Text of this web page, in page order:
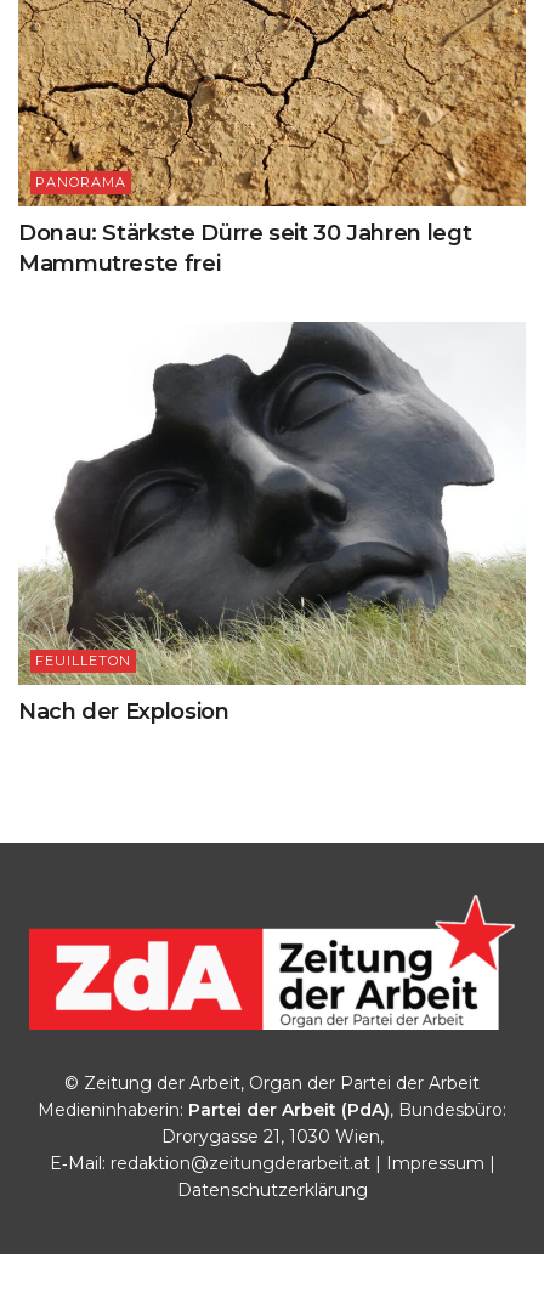
PANORAMA
Donau: Stärkste Dürre seit 30 Jahren legt
Mammutreste frei
FEUILLETON
Nach der Explosion
© Zeitung der Arbeit, Organ der Partei der Arbeit
Medieninhaberin: Partei der Arbeit (PdA), Bundesbüro:
Drorygasse 21, 1030 Wien,
E‑Mail: redaktion@zeitungderarbeit.at| Impressum |
Datenschutzerklärung